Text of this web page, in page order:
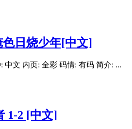
色日烧少年[中文]
中文 内页: 全彩 码情: 有码 简介: ...
1-2 [中文]